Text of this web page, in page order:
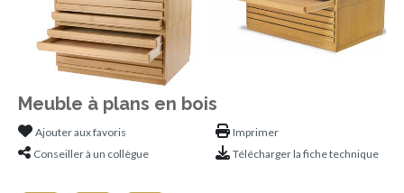
Meuble à plans en bois
Ajouter aux favoris
Conseiller à un collègue
Imprimer
Télécharger la fiche technique